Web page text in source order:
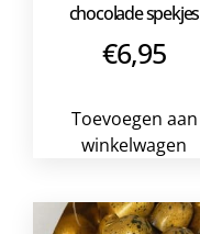
chocolade spekjes
€6,95
Toevoegen aan
winkelwagen